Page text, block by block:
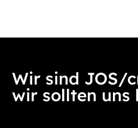
Wir sind JOS/
wir sollten uns